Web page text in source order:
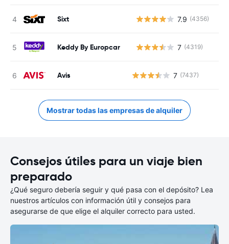
Sixt 7.9 (4356)
Keddy By Europcar 7 (4319)
Avis 7 (7437)
Mostrar todas las empresas de alquiler
Consejos útiles para un viaje bien
preparado
¿Qué seguro debería seguir y qué pasa con el depósito? Lea
nuestros artículos con información útil y consejos para
asegurarse de que elige el alquiler correcto para usted.